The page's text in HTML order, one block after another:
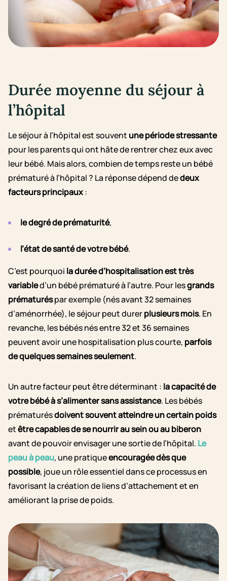
Durée moyenne du séjour à
l’hôpital
Le séjour à l’hôpital est souvent une période stressante
pour les parents qui ont hâte de rentrer chez eux avec
leur bébé. Mais alors, combien de temps reste un bébé
prématuré à l’hôpital ? La réponse dépend dedeux
facteurs principaux:
le degré de prématurité,
l’état de santé de votre bébé.
C’est pourquoi la durée d’hospitalisation est très
variabled’un bébé prématuré à l’autre. Pour lesgrands
prématuréspar exemple (nés avant 32 semaines
d’aménorrhée), le séjour peut durerplusieurs mois. En
revanche, les bébés nés entre 32 et 36 semaines
peuvent avoir une hospitalisation plus courte, parfois
de quelques semaines seulement.
Un autre facteur peut être déterminant : la capacité de
votre bébé à s’alimenter sans assistance. Les bébés
prématurésdoivent souvent atteindre un certain poids
etêtre capables de se nourrir au sein ou au biberon
avant de pouvoir envisager une sortie de l’hôpital. Le
peau à peau, une pratiqueencouragée dès que
possible, joue un rôle essentiel dans ce processus en
favorisant la création de liens d’attachement et en
améliorant la prise de poids.